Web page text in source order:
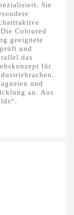
Sie
Coloured
geeignete
und
das
für
und
an. Aus